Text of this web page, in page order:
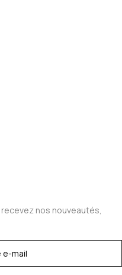
nos nouveautés,